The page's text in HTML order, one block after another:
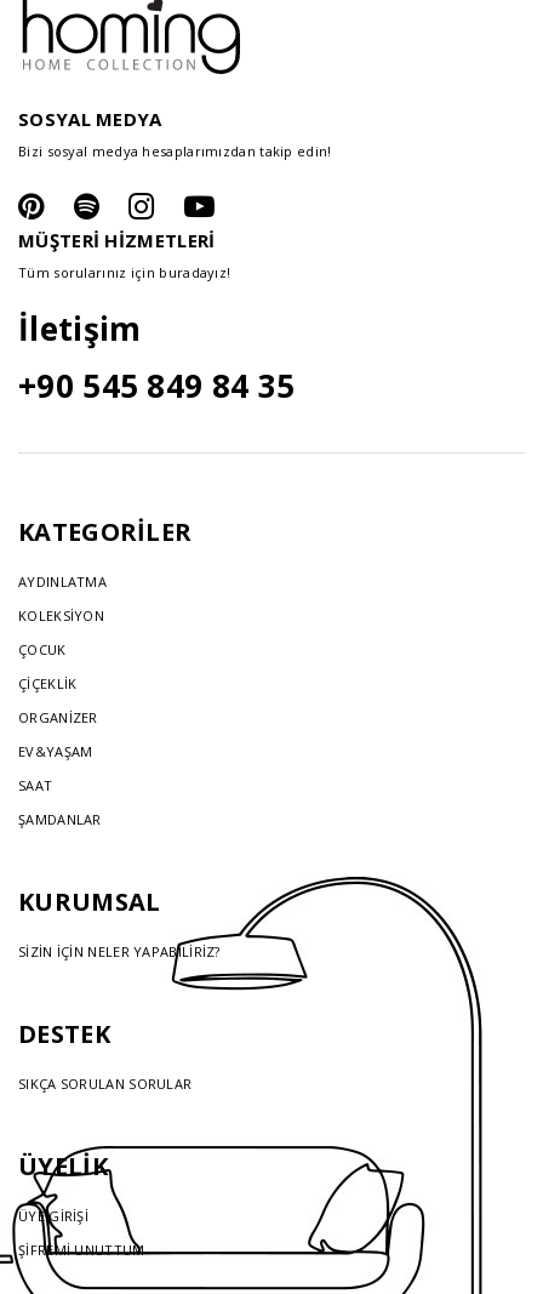
SOSYAL MEDYA
Bizi sosyal medya hesaplarımızdan takip edin!
MÜŞTERİ HİZMETLERİ
Tüm sorularınız için buradayız!
İletişim
+90 545 849 84 35
KATEGORİLER
AYDINLATMA
KOLEKSİYON
ÇOCUK
ÇİÇEKLİK
ORGANİZER
EV&YAŞAM
SAAT
ŞAMDANLAR
KURUMSAL
SİZİN İÇİN NELER YAPABİLİRİZ?
DESTEK
SIKÇA SORULAN SORULAR
ÜYELİK
ÜYE GİRİŞİ
ŞİFREMİ UNUTTUM